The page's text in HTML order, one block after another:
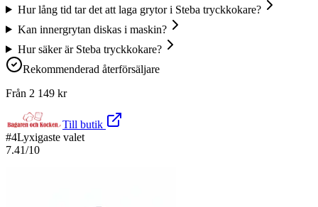
Hur lång tid tar det att laga grytor i Steba tryckkokare?
Kan innergrytan diskas i maskin?
Hur säker är Steba tryckkokare?
Rekommenderad återförsäljare
Från 2 149 kr
Till butik
#4Lyxigaste valet
7.41/10